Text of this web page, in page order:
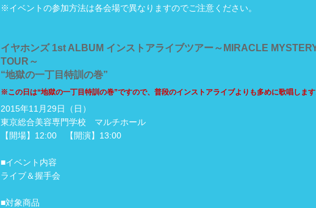
※イベントの参加方法は各会場で異なりますのでご注意ください。
イヤホンズ 1st ALBUM インストアライブツアー～MIRACLE
TOUR～
“地獄の一丁目特訓の巻”
※この日は“地獄の一丁目特訓の巻”ですので、普段のインストアライブよりも多めに歌唱します
2015年11月29日（日）
東京総合美容専門学校 マルチホール
【開場】12:00 【開演】13:00
■イベント内容
ライブ＆握手会
■対象商品